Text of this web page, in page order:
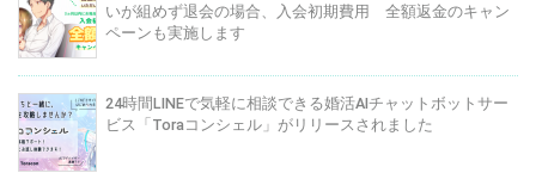
いが組めず退会の場合、入会初期費用 全額返金のキャン
ペーンも実施します
24時間LINEで気軽に相談できる婚活AIチャットボットサー
ビス「Toraコンシェル」がリリースされました